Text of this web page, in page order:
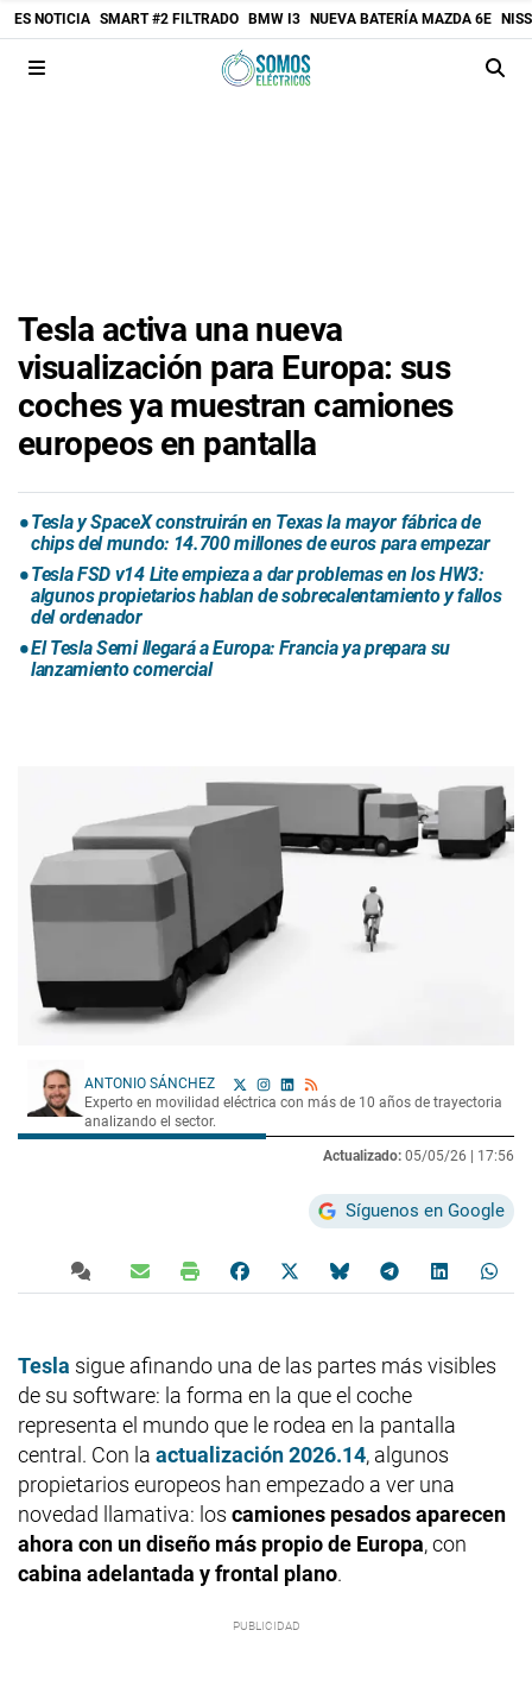
ES NOTICIA SMART #2 FILTRADO BMW I3 NUEVA BATERÍA MAZDA 6E
Tesla activa una nueva
visualización para Europa: sus
coches ya muestran camiones
europeos en pantalla
Tesla y SpaceX construirán en Texas la mayor fábrica de
chips del mundo: 14.700 millones de euros para empezar
Tesla FSD v14 Lite empieza a dar problemas en los HW3:
algunos propietarios hablan de sobrecalentamiento y fallos
del ordenador
El Tesla Semi llegará a Europa: Francia ya prepara su
lanzamiento comercial
ANTONIO SÁNCHEZ
Experto en movilidad eléctrica con más de 10 años de trayectoria
analizando el sector.
Actualizado: 05/05/26 | 17:56
Síguenos en Google
Tesla sigue afinando una de las partes más visibles
de su software: la forma en la que el coche
representa el mundo que le rodea en la pantalla
central. Con la actualización 2026.14, algunos
propietarios europeos han empezado a ver una
novedad llamativa: los camiones pesados aparecen
ahora con un diseño más propio de Europa, con
cabina adelantada y frontal plano.